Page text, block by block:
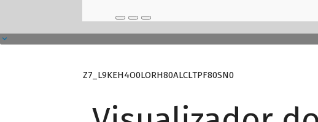
Z7_L9KEH4O0LORH80ALCLTPF80SN0